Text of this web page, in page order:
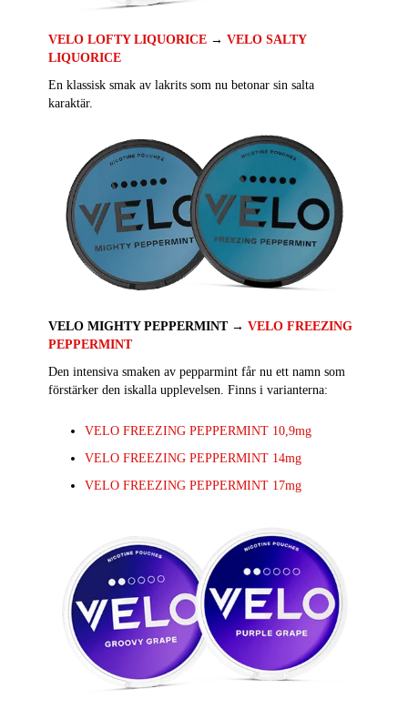
VELO LOFTY LIQUORICE→ VELO SALTY
LIQUORICE
En klassisk smak av lakrits som nu betonar sin salta
karaktär.
VELO MIGHTY PEPPERMINT → VELO FREEZING
PEPPERMINT
Den intensiva smaken av pepparmint får nu ett namn som
förstärker den iskalla upplevelsen. Finns i varianterna:
VELO FREEZING PEPPERMINT 10,9mg
VELO FREEZING PEPPERMINT 14mg
VELO FREEZING PEPPERMINT 17mg